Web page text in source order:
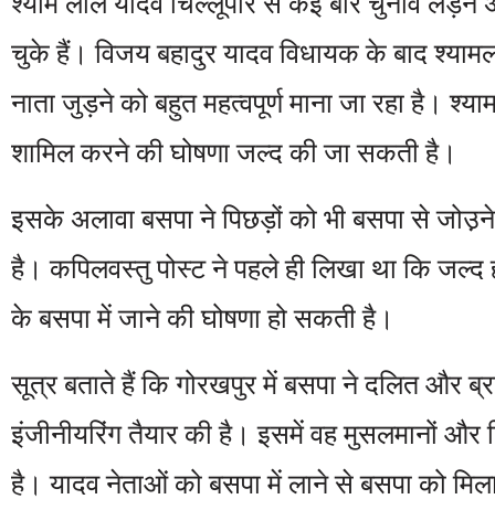
चुके हैं। विजय बहादुर यादव विधायक के बाद
नाता जुड़ने को बहुत महत्वपूर्ण माना जा रहा है।
शामिल करने की घोषणा जल्द की जा सकती है।
इसके अलावा बसपा ने पिछड़ों को भी बसपा से
है। कपिलवस्तु पोस्ट ने पहले ही लिखा था कि जल्द
के बसपा में जाने की घोषणा हो सकती है।
सूत्र बताते हैं कि गोरखपुर में बसपा ने दलित और
इंजीनीयरिंग तैयार की है। इसमें वह मुसलमानों और
है। यादव नेताओं को बसपा में लाने से बसपा को